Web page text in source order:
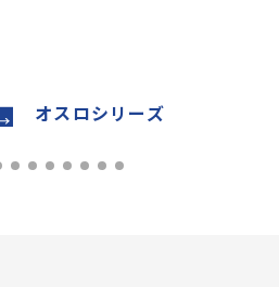
オスロシリーズ